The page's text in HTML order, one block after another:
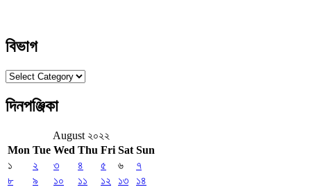
বিভাগ
বিভাগ
দিনপঞ্জিকা
August ২০২২
Mon Tue Wed Thu Fri Sat Sun
১ ২ ৩ ৪ ৫ ৬
৭
৮
৯ ১০ ১১ ১২ ১৩
১৪